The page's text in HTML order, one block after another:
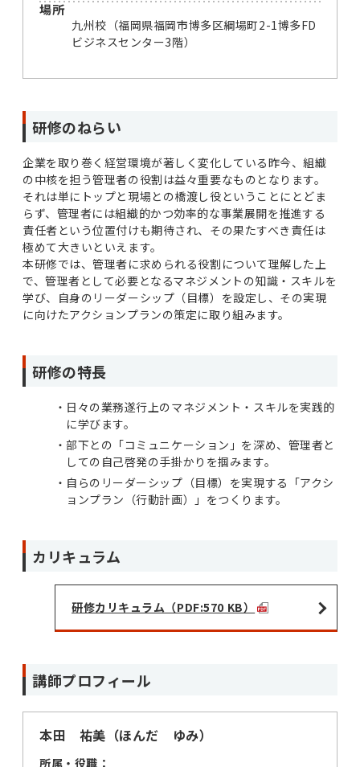
場所
九州校（福岡県福岡市博多区綱場町2-1博多FD
ビジネスセンター3階）
研修のねらい
企業を取り巻く経営環境が著しく変化している昨今、組織
の中核を担う管理者の役割は益々重要なものとなります。
それは単にトップと現場との橋渡し役ということにとどま
らず、管理者には組織的かつ効率的な事業展開を推進する
責任者という位置付けも期待され、その果たすべき責任は
極めて大きいといえます。
本研修では、管理者に求められる役割について理解した上
で、管理者として必要となるマネジメントの知識・スキルを
学び、自身のリーダーシップ（目標）を設定し、その実現
に向けたアクションプランの策定に取り組みます。
研修の特長
日々の業務遂行上のマネジメント・スキルを実践的
に学びます。
部下との「コミュニケーション」を深め、管理者と
しての自己啓発の手掛かりを掴みます。
自らのリーダーシップ（目標）を実現する「アクシ
ョンプラン（行動計画）」をつくります。
カリキュラム
研修カリキュラム（PDF:570 KB）
講師プロフィール
本田 祐美（ほんだ ゆみ）
所属・役職：